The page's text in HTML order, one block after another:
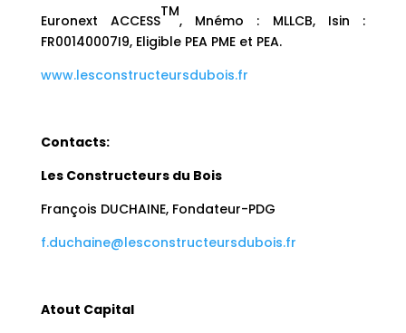
Euronext ACCESS
TM
, Mnémo : MLLCB, Isin :
FR00140007I9, Eligible PEA PME et PEA.
www.lesconstructeursdubois.fr
Contacts:
Les Constructeurs du Bois
François DUCHAINE, Fondateur-PDG
f.duchaine@lesconstructeursdubois.fr
Atout Capital